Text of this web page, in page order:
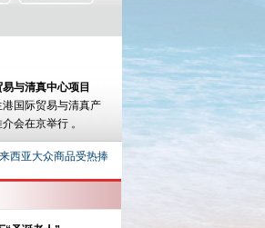
与清真中心项目
国际贸易与清真产
会在京举行 。
亚大众商品受热捧